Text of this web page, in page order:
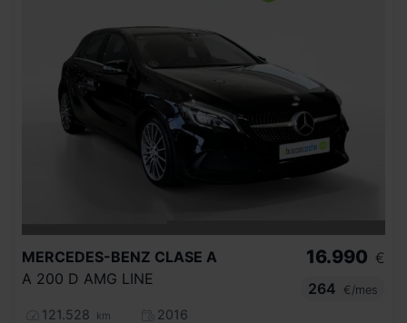
MERCEDES-BENZ CLASE A
A 200 D AMG LINE
121.528 km
2016
16.990 €
264
€/mes